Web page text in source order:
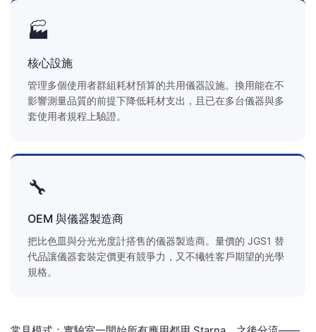
🏭
核心設施
管理多個使用者群組耗材預算的共用儀器設施。換用能在不
影響測量品質的前提下降低耗材支出，且已在多台儀器與多
套使用者規程上驗證。
🔧
OEM 與儀器製造商
把比色皿與分光光度計搭售的儀器製造商。量價的 JGS1 替
代品讓儀器套裝定價更有競爭力，又不犧牲客戶期望的光學
規格。